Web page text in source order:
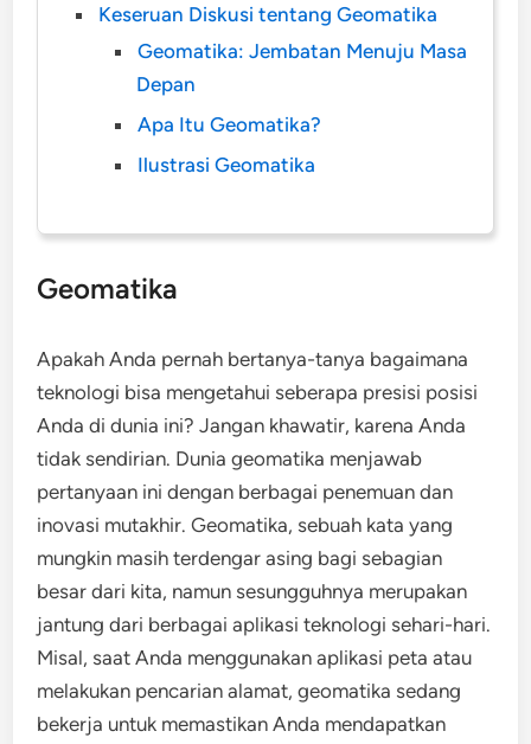
Keseruan Diskusi tentang Geomatika
Geomatika: Jembatan Menuju Masa
Depan
Apa Itu Geomatika?
Ilustrasi Geomatika
Geomatika
Apakah Anda pernah bertanya-tanya bagaimana
teknologi bisa mengetahui seberapa presisi posisi
Anda di dunia ini? Jangan khawatir, karena Anda
tidak sendirian. Dunia geomatika menjawab
pertanyaan ini dengan berbagai penemuan dan
inovasi mutakhir. Geomatika, sebuah kata yang
mungkin masih terdengar asing bagi sebagian
besar dari kita, namun sesungguhnya merupakan
jantung dari berbagai aplikasi teknologi sehari-hari.
Misal, saat Anda menggunakan aplikasi peta atau
melakukan pencarian alamat, geomatika sedang
bekerja untuk memastikan Anda mendapatkan